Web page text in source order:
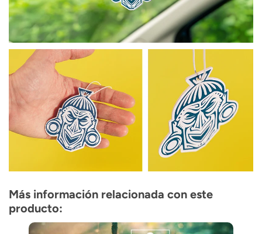
Más información relacionada con este
producto: